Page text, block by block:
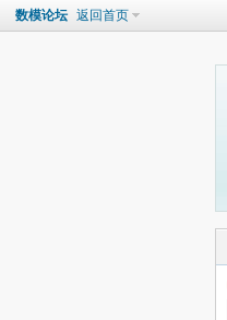
数模论坛 返回首页